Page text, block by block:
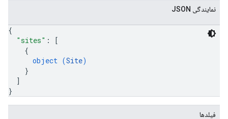
نمایندگی JSON
{
"sites" :
[
{
object (Site)
}
]
}
فیلدها